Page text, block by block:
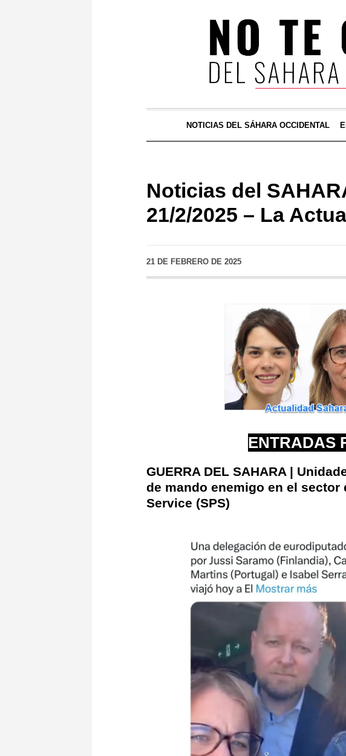
NOTICIAS DEL SÁHARA OCCIDENTAL
Noticias del
21/2/2025 – La
21 DE FEBRERO DE 2025
ENTRADAS
GUERRA DEL SAHARA |
de mando enemigo en el sector
Service (SPS)